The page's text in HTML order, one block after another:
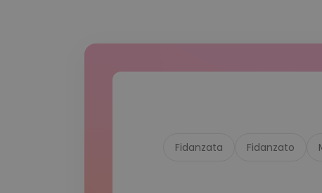
Fidanzata Fidanzato